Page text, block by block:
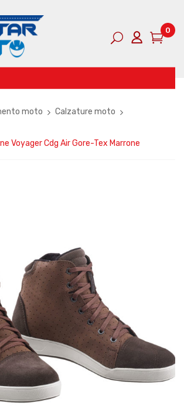
0
moto
Calzature moto
Voyager Cdg Air Gore-Tex Marrone